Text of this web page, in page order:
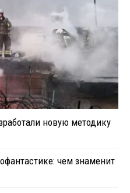
новую методику
чем знаменит